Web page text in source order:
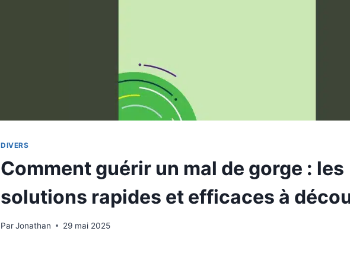
DIVERS
Comment guérir un mal de gorge : les
solutions rapides et efficaces à
ParJonathan 29 mai 2025